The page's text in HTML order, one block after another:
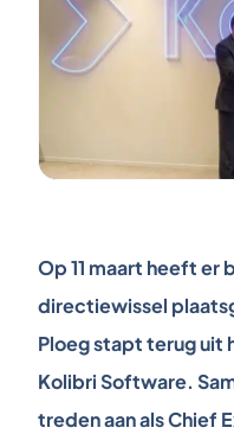
Op 11 maart heeft er
directiewissel
Ploeg stapt terug uit
Kolibri Software.
treden aan als Chief